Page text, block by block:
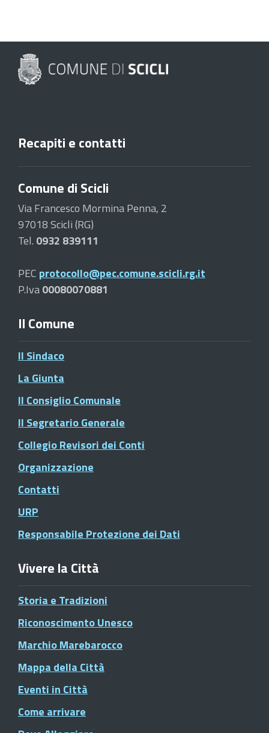
Recapiti e contatti
Comune di Scicli
Via Francesco Mormina Penna, 2
97018 Scicli (RG)
Tel. 0932 839111
PEC protocollo@pec.comune.scicli.rg.it
P.Iva00080070881
Il Comune
Il Sindaco
La Giunta
Il Consiglio Comunale
Il Segretario Generale
Collegio Revisori dei Conti
Organizzazione
Contatti
URP
Responsabile Protezione dei Dati
Vivere la Città
Storia e Tradizioni
Riconoscimento Unesco
Marchio Marebarocco
Mappa della Città
Eventi in Città
Come arrivare